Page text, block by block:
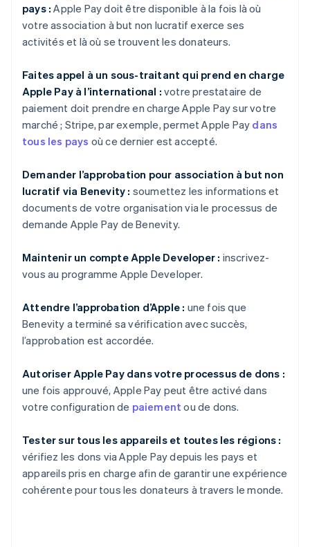
pays : Apple Pay doit être disponible à la fois là où
votre association à but non lucratif exerce ses
activités et là où se trouvent les donateurs.
Faites appel à un sous-traitant qui prend en charge
Apple Pay à l’international : votre prestataire de
paiement doit prendre en charge Apple Pay sur votre
marché ; Stripe, par exemple, permet Apple Pay dans
tous les pays où ce dernier est accepté.
Demander l’approbation pour association à but non
lucratif via Benevity : soumettez les informations et
documents de votre organisation via le processus de
demande Apple Pay de Benevity.
Maintenir un compte Apple Developer : inscrivez-
vous au programme Apple Developer.
Attendre l’approbation d’Apple : une fois que
Benevity a terminé sa vérification avec succès,
l’approbation est accordée.
Autoriser Apple Pay dans votre processus de dons :
une fois approuvé, Apple Pay peut être activé dans
votre configuration de paiement ou de dons.
Tester sur tous les appareils et toutes les régions :
vérifiez les dons via Apple Pay depuis les pays et
appareils pris en charge afin de garantir une expérience
cohérente pour tous les donateurs à travers le monde.